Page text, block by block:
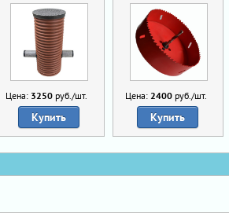
Цена: 3250 руб./шт.
Купить
Цена: 2400руб./шт.
Купить